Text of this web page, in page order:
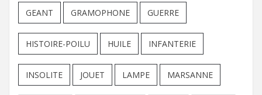
GEANT GRAMOPHONE GUERRE
HISTOIRE-POILU HUILE INFANTERIE
INSOLITE JOUET LAMPE MARSANNE